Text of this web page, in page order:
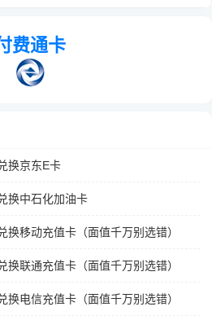
费通卡
换京东E卡
换中石化加油卡
换移动充值卡（面值千万别选错）
换联通充值卡（面值千万别选错）
换电信充值卡（面值千万别选错）